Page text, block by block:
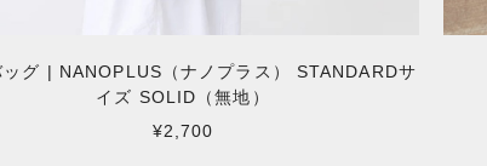
ッグ | NANOPLUS（ナノプラス） STANDARDサ
イズ SOLID（無地）
¥2,700